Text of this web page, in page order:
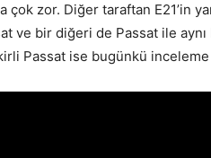
zor. Diğer taraftan E21’in
ve bir diğeri de Passat ile aynı
Passat ise bugünkü